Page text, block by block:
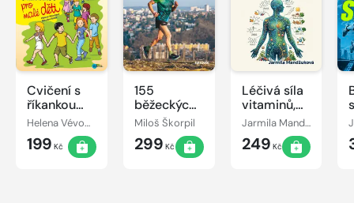
Cvičení s
říkankou
pro malé
děti
Helena Vévodová
199 Kč
155
běžeckých
vychytávek
Miloše
Škorpila
Miloš Škorpil
299 Kč
Léčivá síla
vitaminů,
minerálů a
dalších
látek
Jarmila Mandžuková
249 Kč